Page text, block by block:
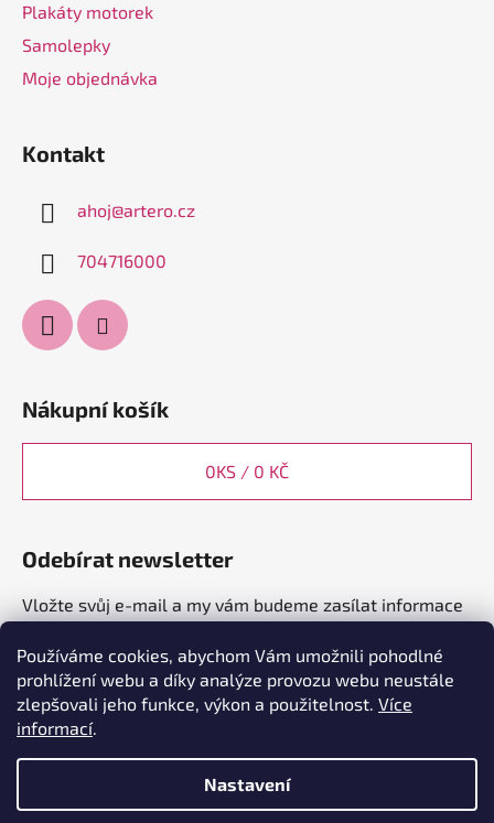
Používáme cookies, abychom Vám umožnili pohodlné
prohlížení webu a díky analýze provozu webu neustále
zlepšovali jeho funkce, výkon a použitelnost. Více
informací.
Nastavení
Plakáty motorek
Samolepky
Moje objednávka
Kontakt
ahoj@artero.cz
704716000
Nákupní košík
0KS / 0 KČ
Odebírat newsletter
Vložte svůj e-mail a my vám budeme zasílat informace
E-mail
PŘIHLÁSIT SE